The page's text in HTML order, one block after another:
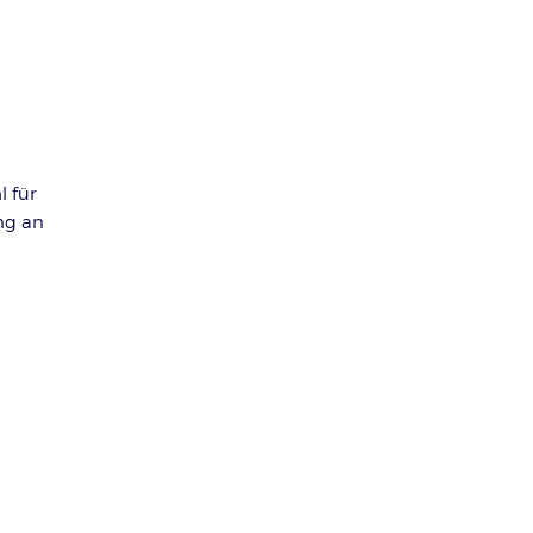
für
an